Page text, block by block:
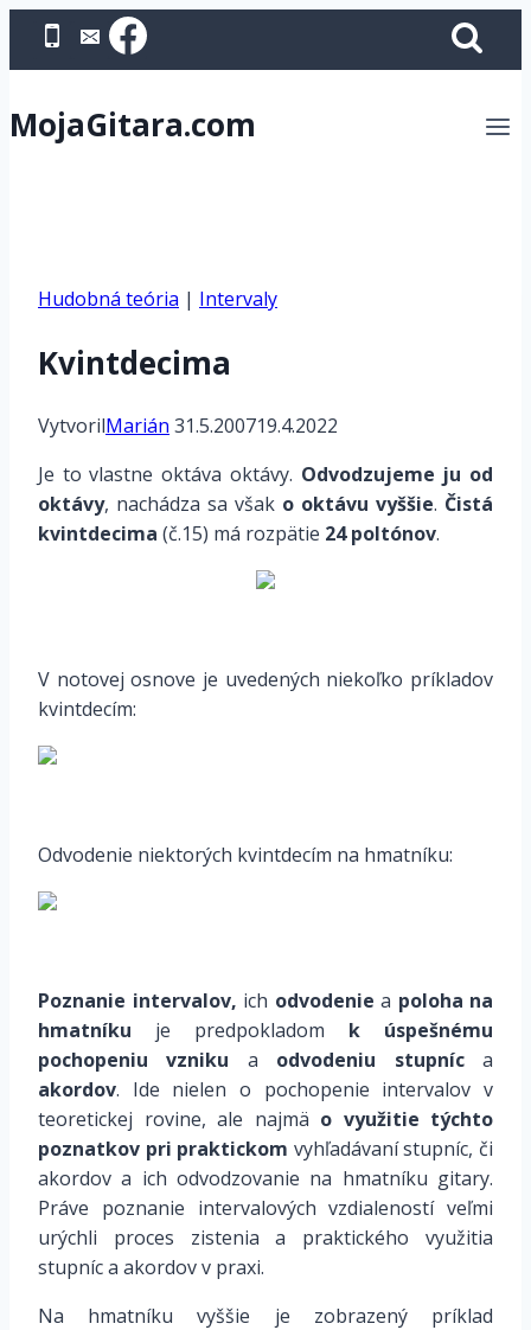
Skip
MojaGitara.com
Hudobná teória | Intervaly
Kvintdecima
VytvorilMarián 31.5.200719.4.2022
Je to vlastne oktáva oktávy. Odvodzujeme ju od
oktávy, nachádza sa však o oktávu vyššie. Čistá
kvintdecima (č.15) má rozpätie 24 poltónov.
V notovej osnove je uvedených niekoľko príkladov
kvintdecím:
Odvodenie niektorých kvintdecím na hmatníku:
Poznanie intervalov, ich odvodenie a poloha na
hmatníku je predpokladom k úspešnému
pochopeniu vzniku a odvodeniu stupníca
akordov. Ide nielen o pochopenie intervalov v
teoretickej rovine, ale najmä o využitie týchto
poznatkov pri praktickom vyhľadávaní stupníc, či
akordov a ich odvodzovanie na hmatníku gitary.
Práve poznanie intervalových vzdialeností veľmi
urýchli proces zistenia a praktického využitia
stupníc a akordov v praxi.
Na hmatníku vyššie je zobrazený príklad